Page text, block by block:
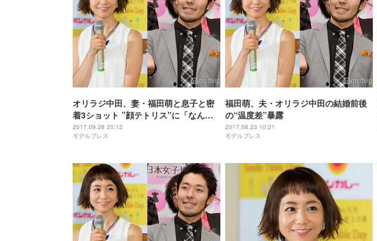
オリラジ中田、妻・福田萌と息子と密
着3ショット ”顔テトリス”に「なんて
幸せなんだ」と反響
2017.09.28 20:12
モデルプレス
福田萌、夫・オリラジ中田の結婚前後
の“温度差”暴露
2017.08.23 10:21
モデルプレス